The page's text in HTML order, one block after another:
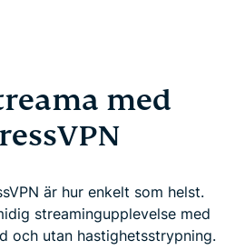
med
är hur enkelt som helst.
streamingupplevelse med
och utan hastighetsstrypning.